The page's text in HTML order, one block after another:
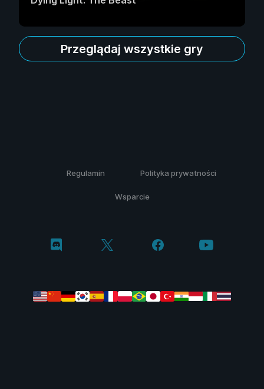
Przeglądaj wszystkie gry
Regulamin Polityka prywatności
Wsparcie